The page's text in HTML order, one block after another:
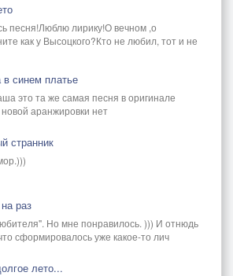
песня!Люблю лирику!О вечном ,о
как у Высоцкого?Кто не любил, тот и не
в синем платье
это та же самая песня в оригинале
новой аранжировки нет
странник
раз
Но мне понравилось. ))) И отнюдь
сформировалось уже какое-то лич
лето...